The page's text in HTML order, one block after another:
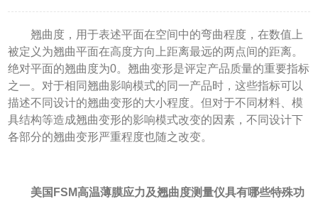
翘曲度，用于表述平面在空间中的弯曲程度，在数值上
被定义为翘曲平面在高度方向上距离最远的两点间的距离。
绝对平面的翘曲度为0。翘曲变形是评定产品质量的重要指标
之一。对于相同翘曲影响模式的同一产品时，这些指标可以
描述不同设计的翘曲变形的大小程度。但对于不同材料、模
具结构等造成翘曲变形的影响模式改变的因素，不同设计下
各部分的翘曲变形严重程度也随之改变。
美国FSM高温薄膜应力及翘曲度测量仪具有哪些特殊功